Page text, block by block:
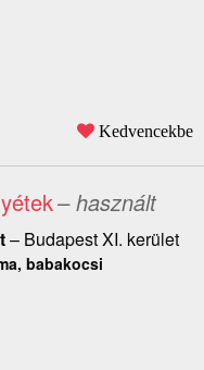
Kedvencekbe
– használt
– Budapest XI. kerület
babakocsi